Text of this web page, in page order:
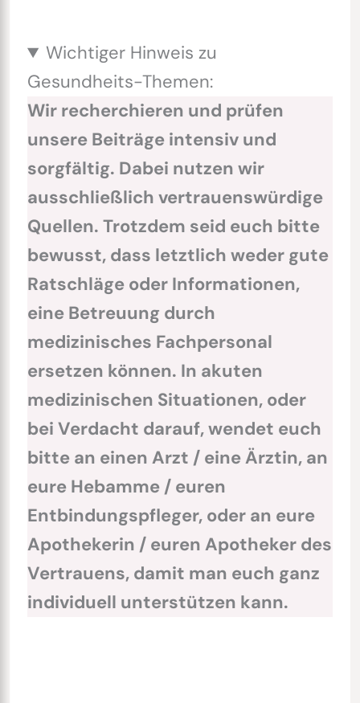
Wichtiger Hinweis zu
Gesundheits-Themen:
Wir recherchieren und prüfen
unsere Beiträge intensiv und
sorgfältig. Dabei nutzen wir
ausschließlich vertrauenswürdige
Quellen. Trotzdem seid euch bitte
bewusst, dass letztlich weder gute
Ratschläge oder Informationen,
eine Betreuung durch
medizinisches Fachpersonal
ersetzen können. In akuten
medizinischen Situationen, oder
bei Verdacht darauf, wendet euch
bitte an einen Arzt / eine Ärztin, an
eure Hebamme / euren
Entbindungspfleger, oder an eure
Apothekerin / euren Apotheker des
Vertrauens, damit man euch ganz
individuell unterstützen kann.